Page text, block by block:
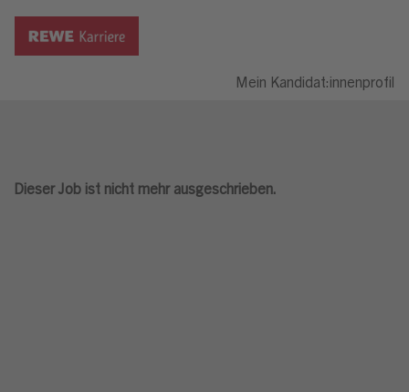
Mein Kandidat:innenprofil
Dieser Job ist nicht mehr ausgeschrieben.